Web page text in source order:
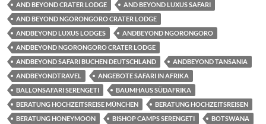
AND BEYOND CRATER LODGE
AND BEYOND LUXUS SAFARI
AND BEYOND NGORONGORO CRATER LODGE
ANDBEYOND LUXUS LODGES
ANDBEYOND NGORONGORO
ANDBEYOND NGORONGORO CRATER LODGE
ANDBEYOND SAFARI BUCHEN DEUTSCHLAND
ANDBEYOND TANSANIA
ANDBEYONDTRAVEL
ANGEBOTE SAFARI IN AFRIKA
BALLONSAFARI SERENGETI
BAUMHAUS SÜDAFRIKA
BERATUNG HOCHZEITSREISE MÜNCHEN
BERATUNG HOCHZEITSREISEN
BERATUNG HONEYMOON
BISHOP CAMPS SERENGETI
BOTSWANA